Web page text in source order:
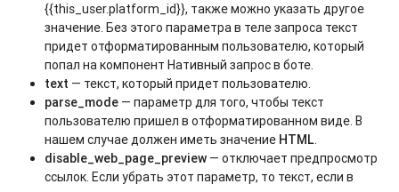
{{this_user.platform_id}}, также можно указать другое
значение. Без этого параметра в теле запроса текст
придет отформатированным пользователю, который
попал на компонент Нативный запрос в боте.
text — текст, который придет пользователю.
parse_mode — параметр для того, чтобы текст
пользователю пришел в отформатированном виде. В
нашем случае должен иметь значение HTML.
disable_web_page_preview — отключает предпросмотр
ссылок. Если убрать этот параметр, то текст, если в